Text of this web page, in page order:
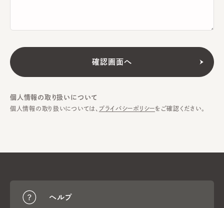
個人情報の取り扱いについて
個人情報の取り扱いについては、 プライバシーポリシーをご確認ください。
ヘルプ